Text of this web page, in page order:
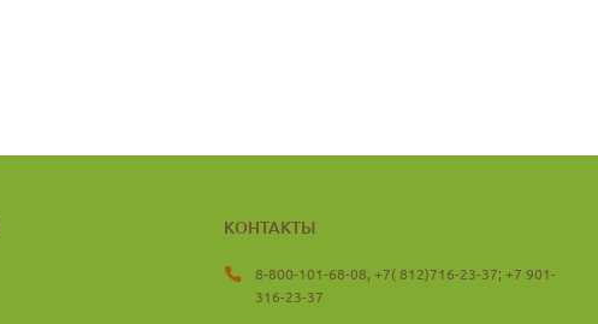
КОНТАКТЫ
8-800-101-68-08, +7( 812)716-23-37; +7 901-
316-23-37